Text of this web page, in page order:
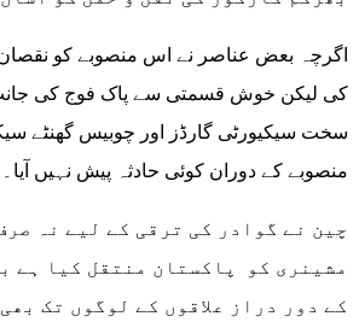
اگرچہ بعض عناصر نے اس منصوبے کو
کی لیکن خوش قسمتی سے پاک فوج کی جانب
سخت سیکیورٹی گارڈز اور چوبیس گھنٹے
منصوبے کے دوران کوئی حادثہ پیش نہیں آیا۔
چین نے گوادر کی ترقی کے لیے نہ
مشینری کو پاکستان منتقل کیا ہے
کے دور دراز علاقوں کے لوگوں تک